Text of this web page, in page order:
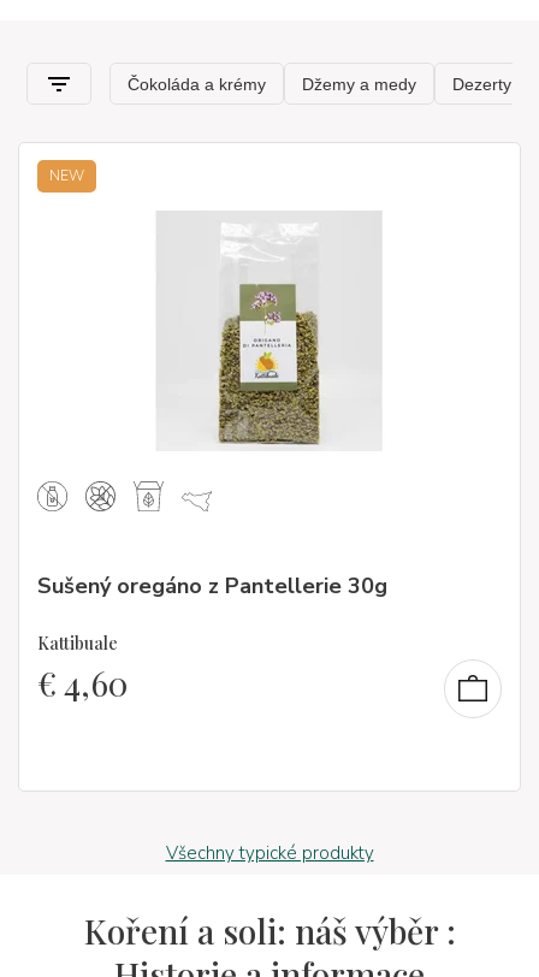
NEW
Sušený oregáno z Pantellerie 30g
Kattibuale
€4,60
Všechny typické produkty
Koření a soli: náš výběr :